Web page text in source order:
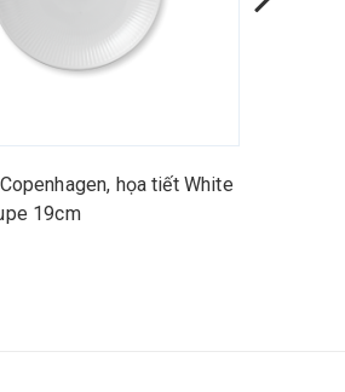
họa tiết White
19cm